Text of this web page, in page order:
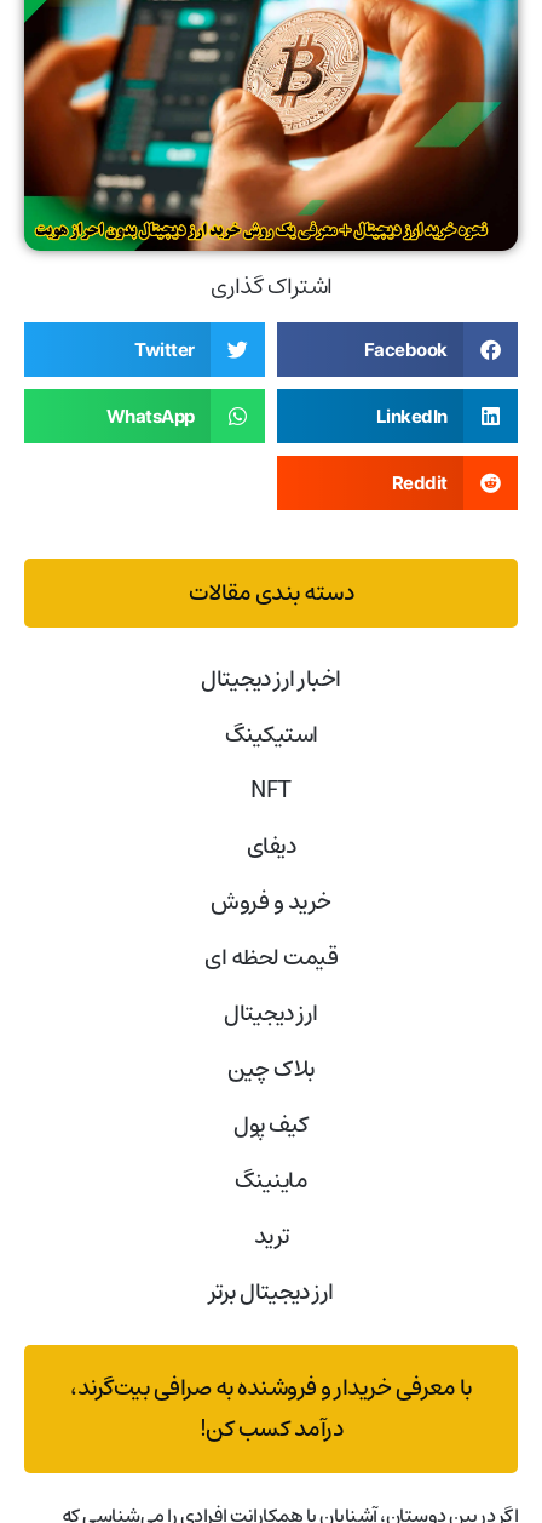
اشتراک گذاری
Facebook
Twitter
LinkedIn
WhatsApp
Reddit
دسته بندی مقالات
اخبار ارز دیجیتال
استیکینگ
NFT
دیفای
خرید و فروش
قیمت لحظه ای
ارز دیجیتال
بلاک‌ چین
کیف پول
ماینینگ
ترید
ارز دیجیتال برتر
با معرفی خریدار و فروشنده به صرافی بیت‌گرند،
درآمد کسب کن!
اگر در بین دوستان، آشنایان یا همکارانت افرادی را می‌شناسی که